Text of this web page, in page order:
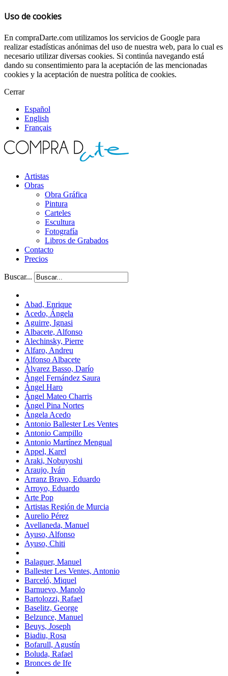
Uso de cookies
En compraDarte.com utilizamos los servicios de Google para
realizar estadísticas anónimas del uso de nuestra web, para lo cual es
necesario utilizar diversas cookies. Si continúa navegando está
dando su consentimiento para la aceptación de las mencionadas
cookies y la aceptación de nuestra política de cookies.
Cerrar
Español
English
Français
Artistas
Obras
Obra Gráfica
Pintura
Carteles
Escultura
Fotografía
Libros de Grabados
Contacto
Precios
Buscar...
Abad, Enrique
Acedo, Ángela
Aguirre, Ignasi
Albacete, Alfonso
Alechinsky, Pierre
Alfaro, Andreu
Alfonso Albacete
Álvarez Basso, Darío
Ángel Fernández Saura
Ángel Haro
Ángel Mateo Charris
Ángel Pina Nortes
Ángela Acedo
Antonio Ballester Les Ventes
Antonio Campillo
Antonio Martínez Mengual
Appel, Karel
Araki, Nobuyoshi
Araujo, Iván
Arranz Bravo, Eduardo
Arroyo, Eduardo
Arte Pop
Artistas Región de Murcia
Aurelio Pérez
Avellaneda, Manuel
Ayuso, Alfonso
Ayuso, Chiti
Balaguer, Manuel
Ballester Les Ventes, Antonio
Barceló, Miquel
Barnuevo, Manolo
Bartolozzi, Rafael
Baselitz, George
Belzunce, Manuel
Beuys, Joseph
Biadiu, Rosa
Bofarull, Agustín
Boluda, Rafael
Bronces de Ife